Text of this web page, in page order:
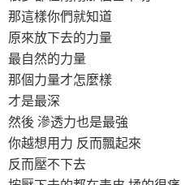
那這樣你們就知道
原來放下去的力量
最自然的力量
那個力量才怎麼樣
才是最深
然後 滲透力也是最強
你越想用力 反而飄起來
反而壓不下去